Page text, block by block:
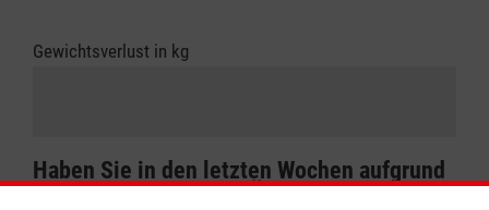
Gewichtsverlust in kg
Haben Sie in den letzten Wochen aufgrund
mangelnden Appetits, Übelkeit oder